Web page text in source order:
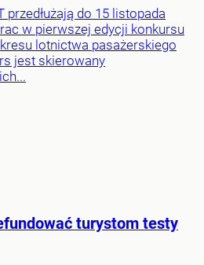
przedłużają do 15 listopada
w pierwszej edycji konkursu
lotnictwa pasażerskiego
jest skierowany
turystom testy